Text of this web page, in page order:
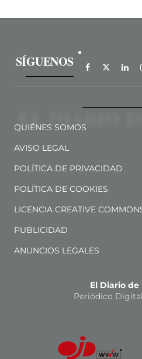
SÍGUENOS
QUIÉNES SOMOS
AVISO LEGAL
POLÍTICA DE PRIVACIDAD
POLÍTICA DE COOKIES
LICENCIA CREATIVE
PUBLICIDAD
ANUNCIOS LEGALES
El Diario de
Periódico